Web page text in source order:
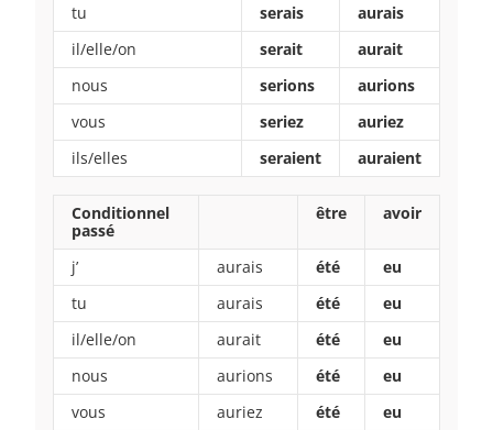
tu
serais
aurais
il/elle/on
serait
aurait
nous
serions
aurions
vous
seriez
auriez
ils/elles
seraient auraient
Conditionnel
passé
être avoir
j’ aurais été
eu
tu
aurais été
eu
il/elle/on
aurait été
eu
nous
aurions été
eu
vous
auriez été
eu